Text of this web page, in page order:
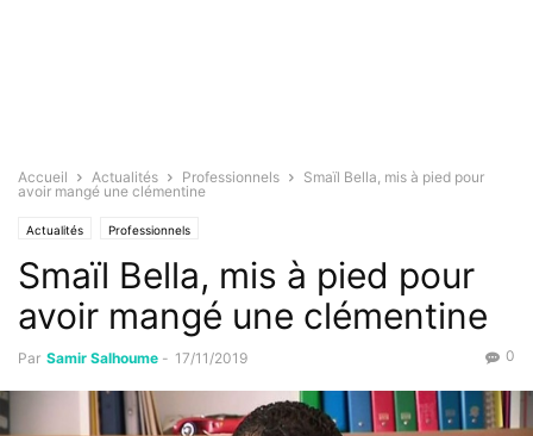
Accueil Actualités Professionnels
Smaïl Bella, mis à pied pour
avoir mangé une clémentine
Actualités Professionnels
Smaïl Bella, mis à pied pour
avoir mangé une clémentine
Par Samir Salhoume - 17/11/2019 0